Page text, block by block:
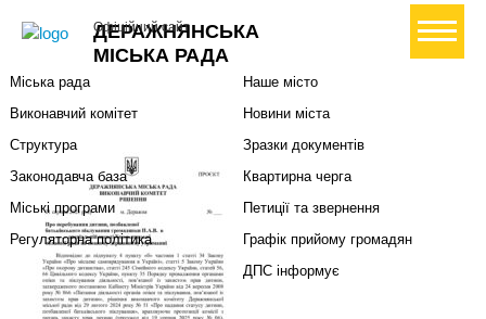
ДЕРАЖНЯНСЬКА
МІСЬКА РАДА
Офіційний сайт+ Створити петицію
Міський голова
Міська рада
Виконавчий комітет
Структура
Законодавча база
Міські програми
Регуляторна політика
Наше місто
Новини міста
Зразки документів
Квартирна черга
Петиції та звернення
Графік прийому громадян
ДПС інформує